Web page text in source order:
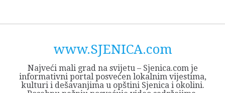
www.SJENICA.com
Najveći mali grad na svijetu – Sjenica.com je
informativni portal posvećen lokalnim vijestima,
kulturi i dešavanjima u opštini Sjenica i okolini.